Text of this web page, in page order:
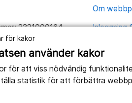
för kakor
använder kakor
för att viss nödvändig
statistik för att förbättra
2321000164
Om
Inloggning